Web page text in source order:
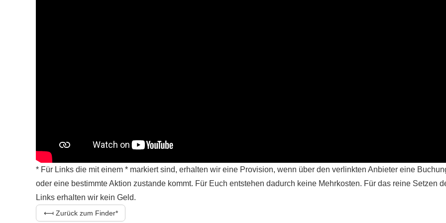
* Für Links die mit einem * markiert sind, erhalten wir eine Provision, wenn über den verlinkten Anbieter eine
oder eine bestimmte Aktion zustande kommt. Für Euch entstehen dadurch keine Mehrkosten. Für das reine Setzen
Links erhalten wir kein Geld.
⟻ Zurück zum Finder